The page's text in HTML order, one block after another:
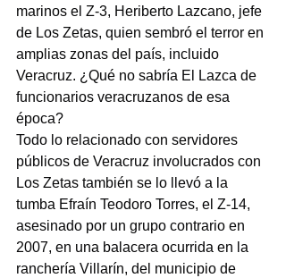
marinos el Z-3, Heriberto Lazcano, jefe
de Los Zetas, quien sembró el terror en
amplias zonas del país, incluido
Veracruz. ¿Qué no sabría El Lazca de
funcionarios veracruzanos de esa
época?
Todo lo relacionado con servidores
públicos de Veracruz involucrados con
Los Zetas también se lo llevó a la
tumba Efraín Teodoro Torres, el Z-14,
asesinado por un grupo contrario en
2007, en una balacera ocurrida en la
ranchería Villarín, del municipio de